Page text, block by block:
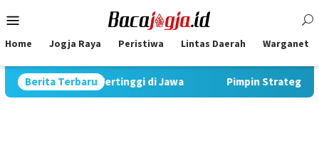
to
Menu
Home Jogja Raya Peristiwa Lintas Daerah Warganet
Berita Terbaru
Tertinggi di Jawa Pimpin Strategi Komunikasi JNE,